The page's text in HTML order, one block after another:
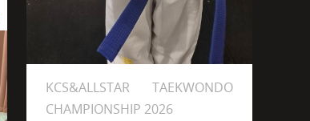
KCS&ALLSTAR TAEKWONDO
CHAMPIONSHIP 2026